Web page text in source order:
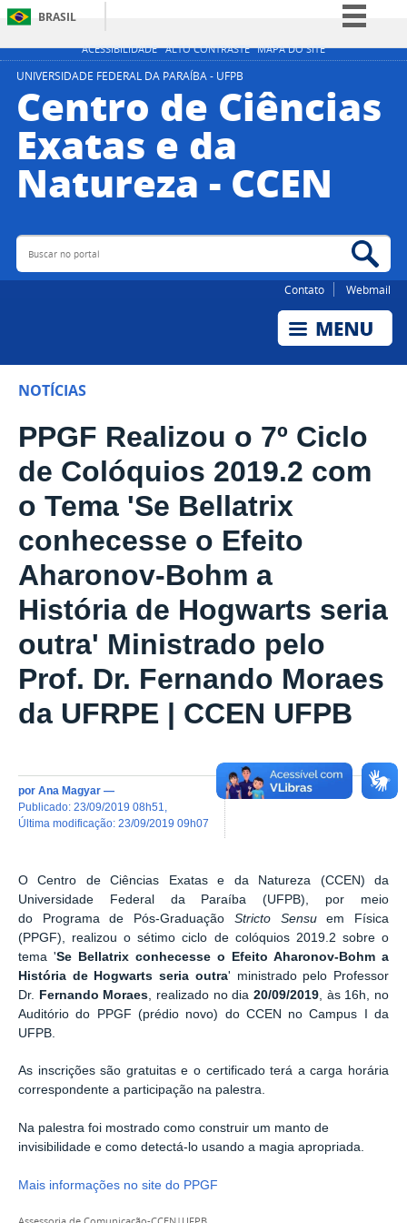
ACESSIBILIDADE ALTO CONTRASTE MAPA DO SITE
BRASIL
Simplifique!
Participe
Canais
UNIVERSIDADE FEDERAL DA PARAÍBA - UFPB
Centro de Ciências
Exatas e da
Natureza - CCEN
Buscar no portal
Contato Webmail
NOTÍCIAS
PPGF Realizou o 7º Ciclo
de Colóquios 2019.2 com
o Tema 'Se Bellatrix
conhecesse o Efeito
Aharonov-Bohm a
História de Hogwarts seria
outra' Ministrado pelo
Prof. Dr. Fernando Moraes
da UFRPE | CCEN UFPB
por Ana Magyar —
publicado: 23/09/2019 08h51
última modificação: 23/09/2019 09h07
O Centro de Ciências Exatas e da Natureza (CCEN) da
Universidade Federal da Paraíba (UFPB), por meio
do Programa de Pós-Graduação Stricto Sensuem Física
(PPGF), realizou o sétimo ciclo de colóquios 2019.2 sobre o
tema 'Se Bellatrix conhecesse o Efeito Aharonov-Bohm a
História de Hogwarts seria outra' ministrado pelo Professor
Dr.
Fernando Moraes , realizado no dia20/09/2019 , às 16h, no
Auditório do PPGF (prédio novo) do CCEN no Campus I da
UFPB.
As inscrições são gratuitas e o certificado terá a carga horária
correspondente a participação na palestra.
Na palestra foi mostrado como construir um manto de
invisibilidade e como detectá-lo usando a magia apropriada.
Mais informações no site do PPGF